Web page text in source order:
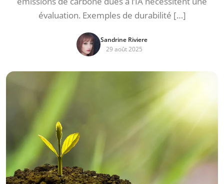
évaluation. Exemples de durabilité […]
Sandrine Riviere
29 août 2025